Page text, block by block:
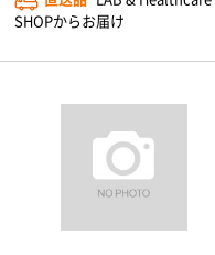
SHOPからお届け